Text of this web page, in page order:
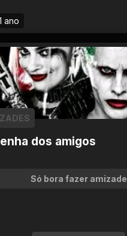
ano
dos amigos
Só bora fazer amizade